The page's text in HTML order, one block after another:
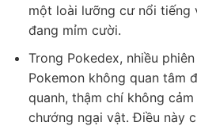
một loài lưỡng cư nổi tiếng
đang mỉm cười.
Trong Pokedex, nhiều
Pokemon không quan tâm
quanh, thậm chí không
chướng ngại vật. Điều này